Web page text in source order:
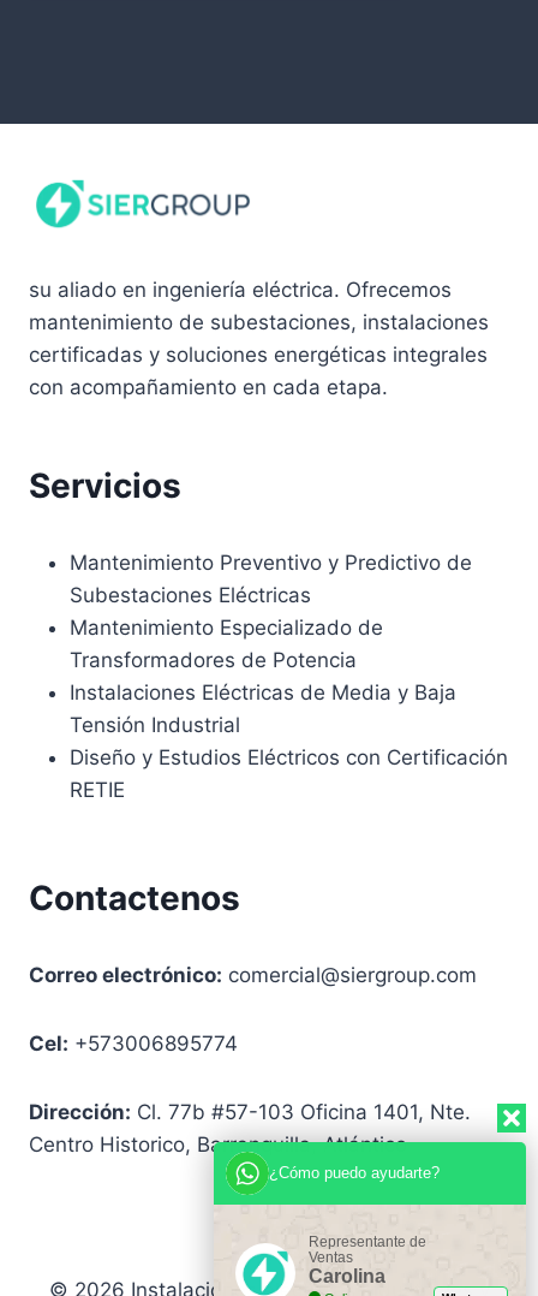
su aliado en ingeniería eléctrica. Ofrecemos
mantenimiento de subestaciones, instalaciones
certificadas y soluciones energéticas integrales
con acompañamiento en cada etapa.
Servicios
Mantenimiento Preventivo y Predictivo de
Subestaciones Eléctricas
Mantenimiento Especializado de
Transformadores de Potencia
Instalaciones Eléctricas de Media y Baja
Tensión Industrial
Diseño y Estudios Eléctricos con Certificación
RETIE
Contactenos
Correo electrónico: comercial@siergroup.com
Cel: +573006895774
Dirección: Cl. 77b #57-103 Oficina 1401, Nte.
Centro Historico, Barranquilla, Atlántico
© 2026 Instalaciones eléctricas industriales y
¿Cómo puedo ayudarte?
Representante de
Ventas
Carolina